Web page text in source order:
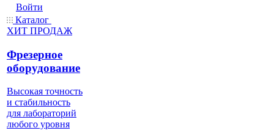
Войти
Каталог
ХИТ ПРОДАЖ
Фрезерное
оборудование
Высокая точность
и стабильность
для лабораторий
любого уровня